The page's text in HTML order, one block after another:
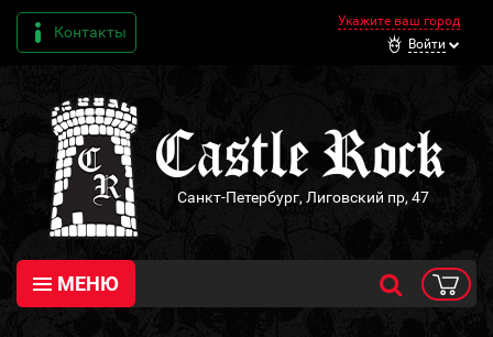
Контакты
Укажите ваш город
Войти
Санкт-Петербург, Лиговский пр, 47
МЕНЮ